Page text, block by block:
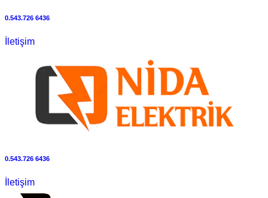
0.543.726 6436
İletişim
0.543.726 6436
İletişim